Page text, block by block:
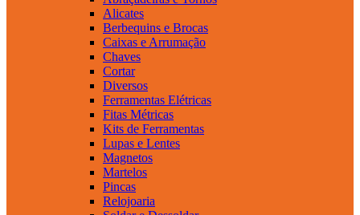
Alicates
Berbequins e Brocas
Caixas e Arrumação
Chaves
Cortar
Diversos
Ferramentas Elétricas
Fitas Métricas
Kits de Ferramentas
Lupas e Lentes
Magnetos
Martelos
Pincas
Relojoaria